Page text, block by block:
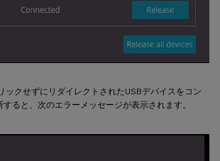
ックせずにリダイレクトされたUSBデバイスをコン
ると、次のエラーメッセージが表示されます。